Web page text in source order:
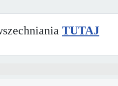
TUTAJ